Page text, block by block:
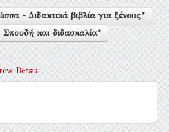
- Διδακτικά βιβλία για ξένους"
και διδασκαλία"
Betsis